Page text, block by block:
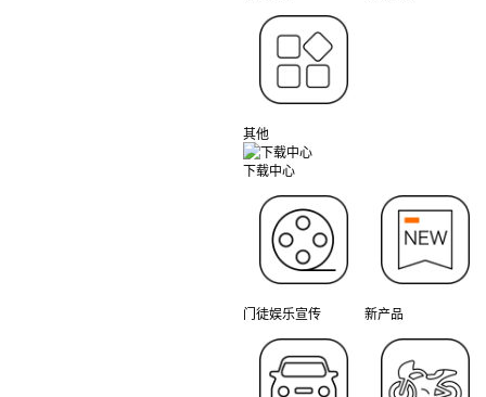
其他
下载中心
门徒娱乐宣传 新产品